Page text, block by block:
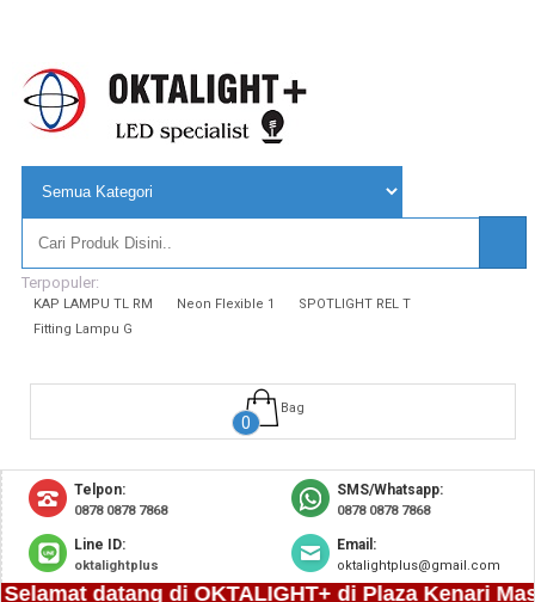
Terpopuler:
KAP LAMPU TL RM Neon Flexible 1
SPOTLIGHT REL T
Fitting Lampu G
0
Bag
Telpon:
0878 0878 7868
SMS/Whatsapp:
0878 0878 7868
Line ID:
oktalightplus
Email:
oktalightplus@gmail.com
datang di OKTALIGHT+ di Plaza Kenari